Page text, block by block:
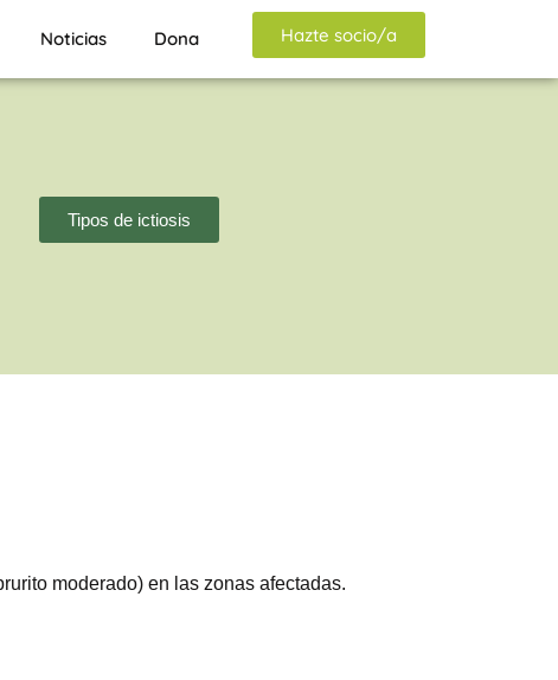
Noticias Dona Hazte socio/a
Tipos de ictiosis
moderado) en las zonas afectadas.